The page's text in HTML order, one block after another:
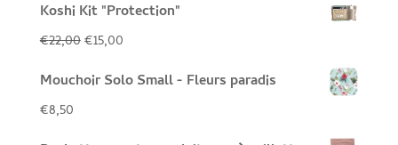
Koshi Kit "Protection"
€22,00Le
prix
€15,00Le
prix
Mouchoir Solo Small - Fleurs paradis
€8,50